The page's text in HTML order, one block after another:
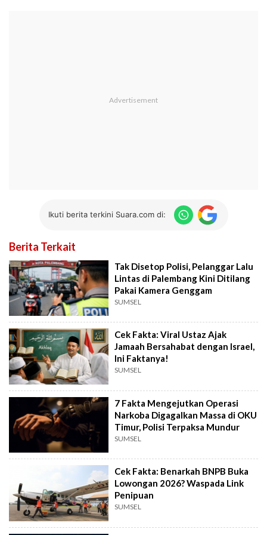
Ikuti berita terkini Suara.com di:
Berita Terkait
Tak Disetop Polisi, Pelanggar Lalu
Lintas di Palembang Kini Ditilang
Pakai Kamera Genggam
SUMSEL
Cek Fakta: Viral Ustaz Ajak
Jamaah Bersahabat dengan Israel,
Ini Faktanya!
SUMSEL
7 Fakta Mengejutkan Operasi
Narkoba Digagalkan Massa di OKU
Timur, Polisi Terpaksa Mundur
SUMSEL
Cek Fakta: Benarkah BNPB Buka
Lowongan 2026? Waspada Link
Penipuan
SUMSEL